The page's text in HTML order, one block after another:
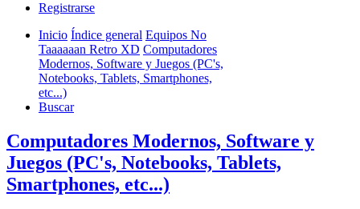
Registrarse
Inicio Índice general Equipos No
Taaaaaan Retro XD Computadores
Modernos, Software y Juegos (PC's,
Notebooks, Tablets, Smartphones,
etc...)
Buscar
Computadores Modernos, Software y
Juegos (PC's, Notebooks, Tablets,
Smartphones, etc...)